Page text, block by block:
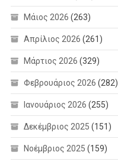
Μάιος 2026 (263)
Απρίλιος 2026 (261)
Μάρτιος 2026 (329)
Φεβρουάριος 2026 (282)
Ιανουάριος 2026 (255)
Δεκέμβριος 2025 (151)
Νοέμβριος 2025 (159)